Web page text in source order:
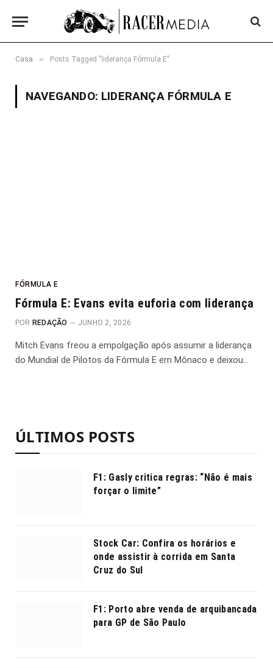
Casa » Posts Tagged "liderança Fórmula E"
NAVEGANDO: LIDERANÇA FÓRMULA E
FÓRMULA E
Fórmula E: Evans evita euforia com liderança
POR REDAÇÃO JUNHO 2, 2026
Mitch Evans freou a empolgação após assumir a liderança
do Mundial de Pilotos da Fórmula E em Mônaco e deixou…
ÚLTIMOS POSTS
F1: Gasly critica regras: “Não é mais
forçar o limite”
Stock Car: Confira os horários e
onde assistir à corrida em Santa
Cruz do Sul
F1: Porto abre venda de arquibancada
para GP de São Paulo